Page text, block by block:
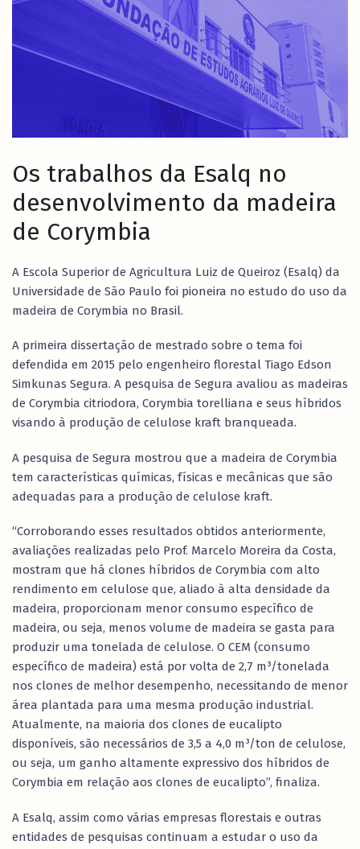
Os trabalhos da Esalq no
desenvolvimento da madeira
de Corymbia
A Escola Superior de Agricultura Luiz de Queiroz (Esalq) da
Universidade de São Paulo foi pioneira no estudo do uso da
madeira de Corymbia no Brasil.
A primeira dissertação de mestrado sobre o tema foi
defendida em 2015 pelo engenheiro florestal Tiago Edson
Simkunas Segura. A pesquisa de Segura avaliou as madeiras
de Corymbia citriodora, Corymbia torelliana e seus híbridos
visando à produção de celulose kraft branqueada.
A pesquisa de Segura mostrou que a madeira de Corymbia
tem características químicas, físicas e mecânicas que são
adequadas para a produção de celulose kraft.
“Corroborando esses resultados obtidos anteriormente,
avaliações realizadas pelo Prof. Marcelo Moreira da Costa,
mostram que há clones híbridos de Corymbia com alto
rendimento em celulose que, aliado à alta densidade da
madeira, proporcionam menor consumo específico de
madeira, ou seja, menos volume de madeira se gasta para
produzir uma tonelada de celulose. O CEM (consumo
específico de madeira) está por volta de 2,7 m³/tonelada
nos clones de melhor desempenho, necessitando de menor
área plantada para uma mesma produção industrial.
Atualmente, na maioria dos clones de eucalipto
disponíveis, são necessários de 3,5 a 4,0 m³/ton de celulose,
ou seja, um ganho altamente expressivo dos híbridos de
Corymbia em relação aos clones de eucalipto”, finaliza.
A Esalq, assim como várias empresas florestais e outras
entidades de pesquisas continuam a estudar o uso da